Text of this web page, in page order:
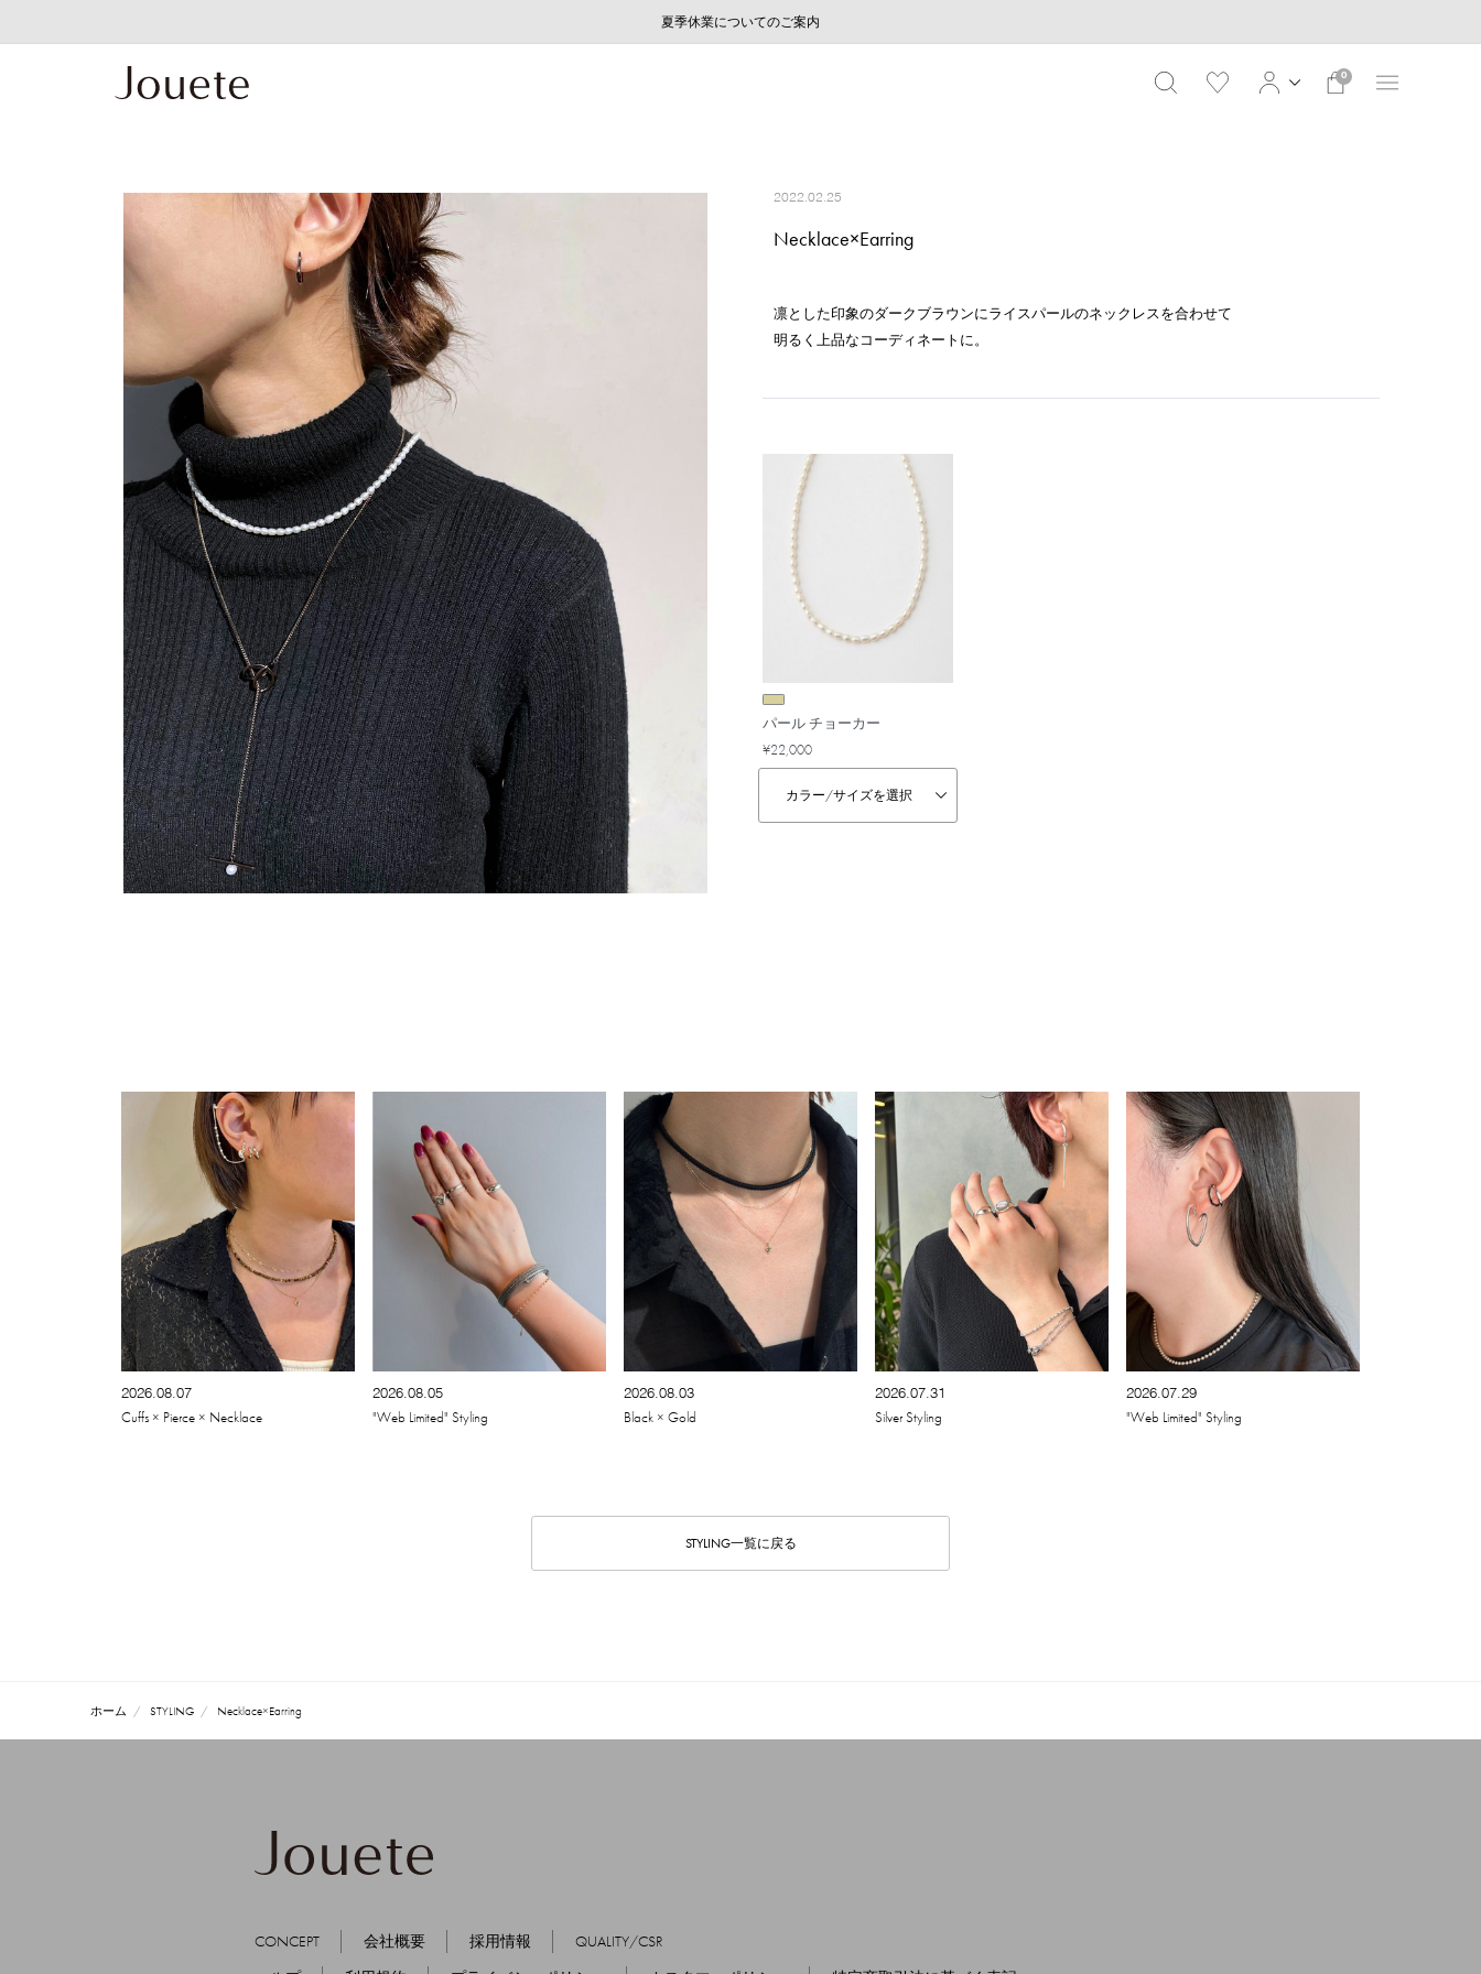
採用のご案内
ご注文いただいたお品物のお届け状況について
夏季休業についてのご案内
WEB LIMITED ITEMS >>
採用のご案内
ご注文いただいたお品物のお届け状況について
0
2022.02.25
Necklace×Earring
凛とした印象のダークブラウンにライスパールのネックレスを合わせて
明るく上品なコーディネートに。
パール チョーカー
¥22,000
カラー/サイズを選択
2026.08.07
Cuffs × Pierce × Necklace
2026.08.05
"Web Limited" Styling
2026.08.03
Black × Gold
2026.07.31
Silver Styling
2026.07.29
"Web Limited" Styling
STYLING一覧に戻る
ホーム STYLING Necklace×Earring
CONCEPT 会社概要 採用情報
QUALITY/CSR